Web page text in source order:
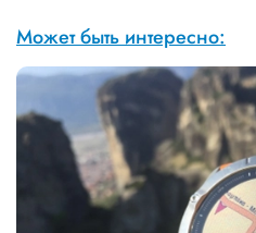
Может быть интересно: